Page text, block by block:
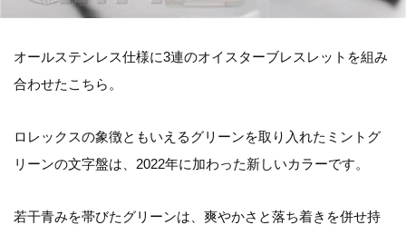
オールステンレス仕様に3連のオイスターブレスレットを組み
合わせたこちら。
ロレックスの象徴ともいえるグリーンを取り入れたミントグ
リーンの文字盤は、2022年に加わった新しいカラーです。
若干青みを帯びたグリーンは、爽やかさと落ち着きを併せ持